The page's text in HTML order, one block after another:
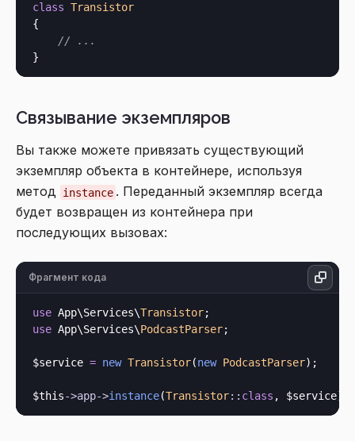
class Transistor
{
// ...
Связывание экземпляров
Вы также можете привязать существующий
экземпляр объекта в контейнере, используя
метод instance . Переданный экземпляр всегда
будет возвращен из контейнера при
последующих вызовах:
Фрагмент кода
use App\Services\Transistor
use App\Services\PodcastParser;
$service = new Transistor(new PodcastParser);
$this->app->instance(Transistor:: class